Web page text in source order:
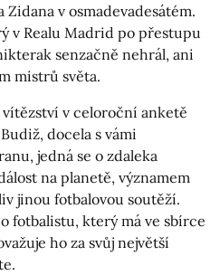
v osmadevadesátém.
v Realu Madrid po přestupu
senzačně nehrál, ani
mistrů světa.
vítězství v celoroční anketě
docela s vámi
jedná se o zdaleka
na planetě, významem
jinou fotbalovou soutěží.
fotbalistu, který má ve sbírce
ho za svůj největší